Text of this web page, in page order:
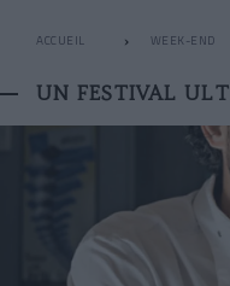
ACCUEIL WEEK-END
UN FESTIVAL